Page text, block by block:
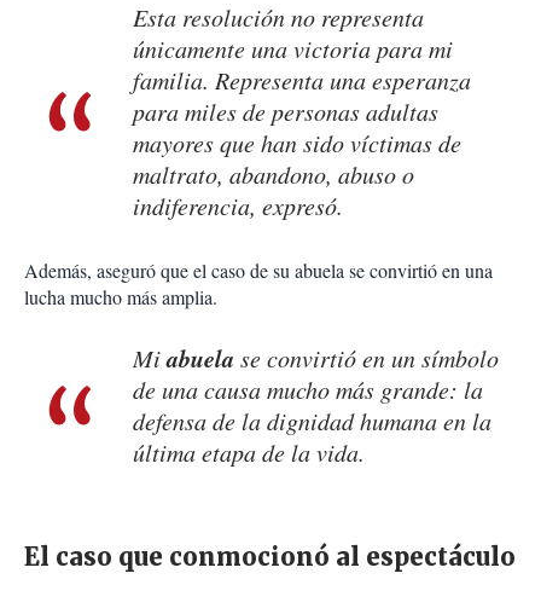
Esta resolución no representa
únicamente una victoria para mi
familia. Representa una esperanza
para miles de personas adultas
mayores que han sido víctimas de
maltrato, abandono, abuso o
indiferencia, expresó.
Además, aseguró que el caso de su abuela se convirtió en una
lucha mucho más amplia.
Miabuela se convirtió en un símbolo
de una causa mucho más grande: la
defensa de la dignidad humana en la
última etapa de la vida.
El caso que conmocionó al espectáculo